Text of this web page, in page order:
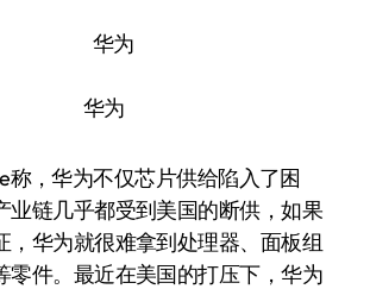
华为
，华为不仅芯片供给陷入了困
业链几乎都受到美国的断供，如果
，华为就很难拿到处理器、面板组
零件。最近在美国的打压下，华为